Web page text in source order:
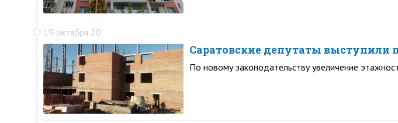
19 октября 20
Саратовские депутаты выступили
По новому законодательству увеличение